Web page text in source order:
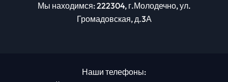
Мы находимся: 222304, г.Молодечно, ул.
Громадовская, д.3А
Наши телефоны: